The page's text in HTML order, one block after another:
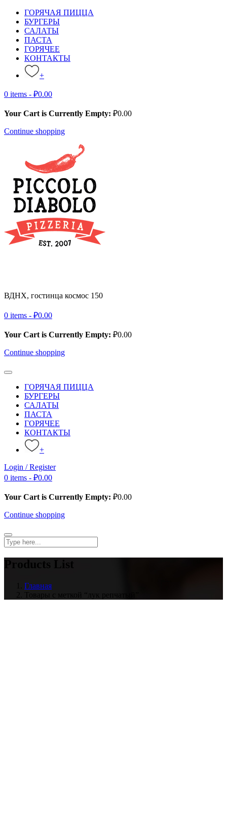
ГОРЯЧАЯ ПИЦЦА
БУРГЕРЫ
САЛАТЫ
ПАСТА
ГОРЯЧЕЕ
КОНТАКТЫ
+
0 items - ₽0.00
Your Cart is Currently Empty: ₽0.00
Continue shopping
ВДНХ, гостинца космос 150
0 items - ₽0.00
Your Cart is Currently Empty: ₽0.00
Continue shopping
ГОРЯЧАЯ ПИЦЦА
БУРГЕРЫ
САЛАТЫ
ПАСТА
ГОРЯЧЕЕ
КОНТАКТЫ
+
Login / Register
0 items - ₽0.00
Your Cart is Currently Empty: ₽0.00
Continue shopping
Products List
Главная
Товары с меткой “лук репчатый”